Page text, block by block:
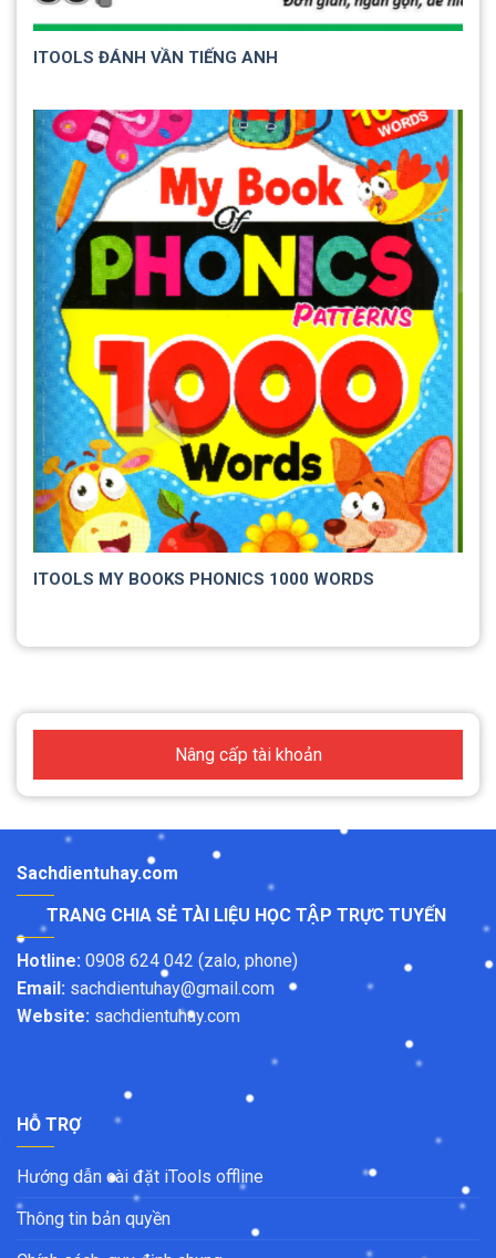
ITOOLS ĐÁNH VẦN TIẾNG ANH
ITOOLS MY BOOKS PHONICS 1000 WORDS
Nâng cấp tài khoản
Sachdientuhay.com
TRANG CHIA SẺ TÀI LIỆU HỌC TẬP TRỰC TUYẾN
Hotline: 0908 624 042 (zalo, phone)
Email: sachdientuhay@gmail.com
Website: sachdientuhay.com
HỖ TRỢ
Hướng dẫn cài đặt iTools offline
Thông tin bản quyền